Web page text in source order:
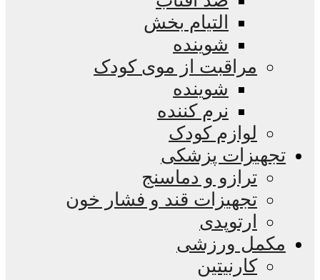
التیام بخش
شوینده
مراقبت از موی کودک
شوینده
نرم کننده
لوازم کودک
تجهیزات پزشکی
ترازو و دماسنج
تجهیزات قند و فشار خون
ارتوپدی
مکمل ورزشی
کارنیتین